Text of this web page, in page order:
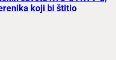
koji bi štitio